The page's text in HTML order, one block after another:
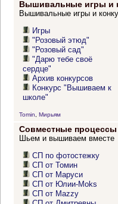
Вышивальные игры и
Вышивальные игры и
Игры
"Розовый этюд"
"Розовый сад"
"Дарю тебе своё
сердце"
Архив конкурсов
Конкурс "Вышиваем к
школе"
Tomin
Мирьям
Совместные процессы
Шьем и вышиваем вместе
СП по фотостежку
СП от Томин
СП от Маруси
СП от Юлии-Moks
СП от Mazzy